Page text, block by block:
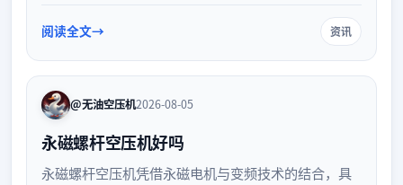
错配对设备运行的具体影响及应对策略。
阅读全文 资讯
@无油空压机2026-08-05
永磁螺杆空压机好吗
永磁螺杆空压机凭借永磁电机与变频技术的结合，具